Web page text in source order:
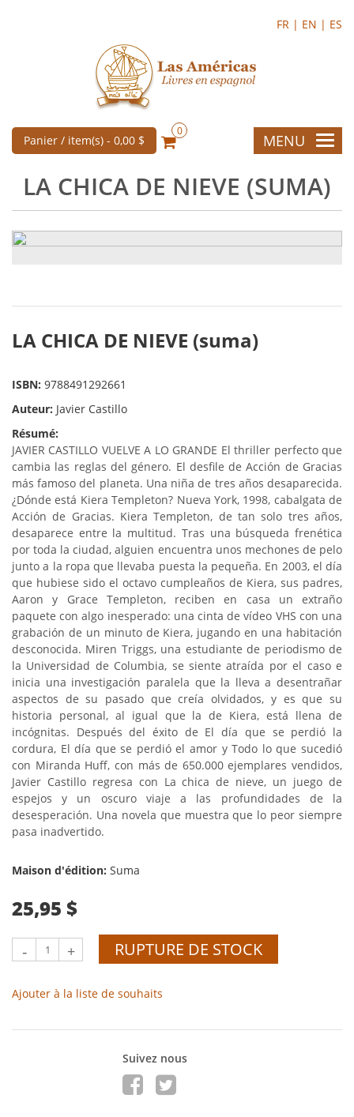
FR | EN | ES
Panier / item(s) - 0,00 $
0
MENU
LA CHICA DE NIEVE (SUMA)
LA CHICA DE NIEVE (suma)
ISBN: 9788491292661
Auteur: Javier Castillo
Résumé:
JAVIER CASTILLO VUELVE A LO GRANDE El thriller perfecto que
cambia las reglas del género. El desfile de Acción de Gracias
más famoso del planeta. Una niña de tres años desaparecida.
¿Dónde está Kiera Templeton? Nueva York, 1998, cabalgata de
Acción de Gracias. Kiera Templeton, de tan solo tres años,
desaparece entre la multitud. Tras una búsqueda frenética
por toda la ciudad, alguien encuentra unos mechones de pelo
junto a la ropa que llevaba puesta la pequeña. En 2003, el día
que hubiese sido el octavo cumpleaños de Kiera, sus padres,
Aaron y Grace Templeton, reciben en casa un extraño
paquete con algo inesperado: una cinta de vídeo VHS con una
grabación de un minuto de Kiera, jugando en una habitación
desconocida. Miren Triggs, una estudiante de periodismo de
la Universidad de Columbia, se siente atraída por el caso e
inicia una investigación paralela que la lleva a desentrañar
aspectos de su pasado que creía olvidados, y es que su
historia personal, al igual que la de Kiera, está llena de
incógnitas. Después del éxito de El día que se perdió la
cordura, El día que se perdió el amor y Todo lo que sucedió
con Miranda Huff, con más de 650.000 ejemplares vendidos,
Javier Castillo regresa con La chica de nieve, un juego de
espejos y un oscuro viaje a las profundidades de la
desesperación. Una novela que muestra que lo peor siempre
pasa inadvertido.
Maison d'édition: Suma
25,95 $
- + RUPTURE DE STOCK
Ajouter à la liste de souhaits
Suivez nous